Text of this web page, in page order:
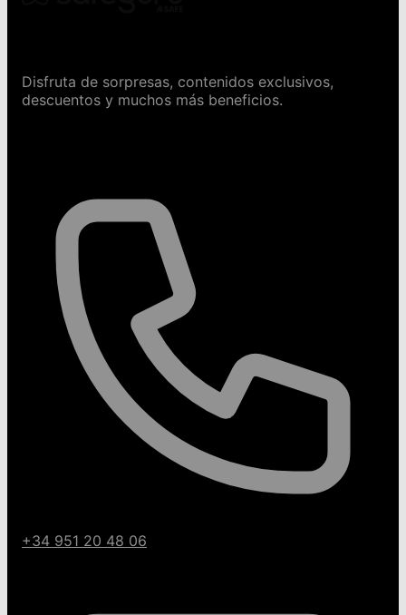
Disfruta de sorpresas, contenidos exclusivos,
descuentos y muchos más beneficios.
+34 951 20 48 06